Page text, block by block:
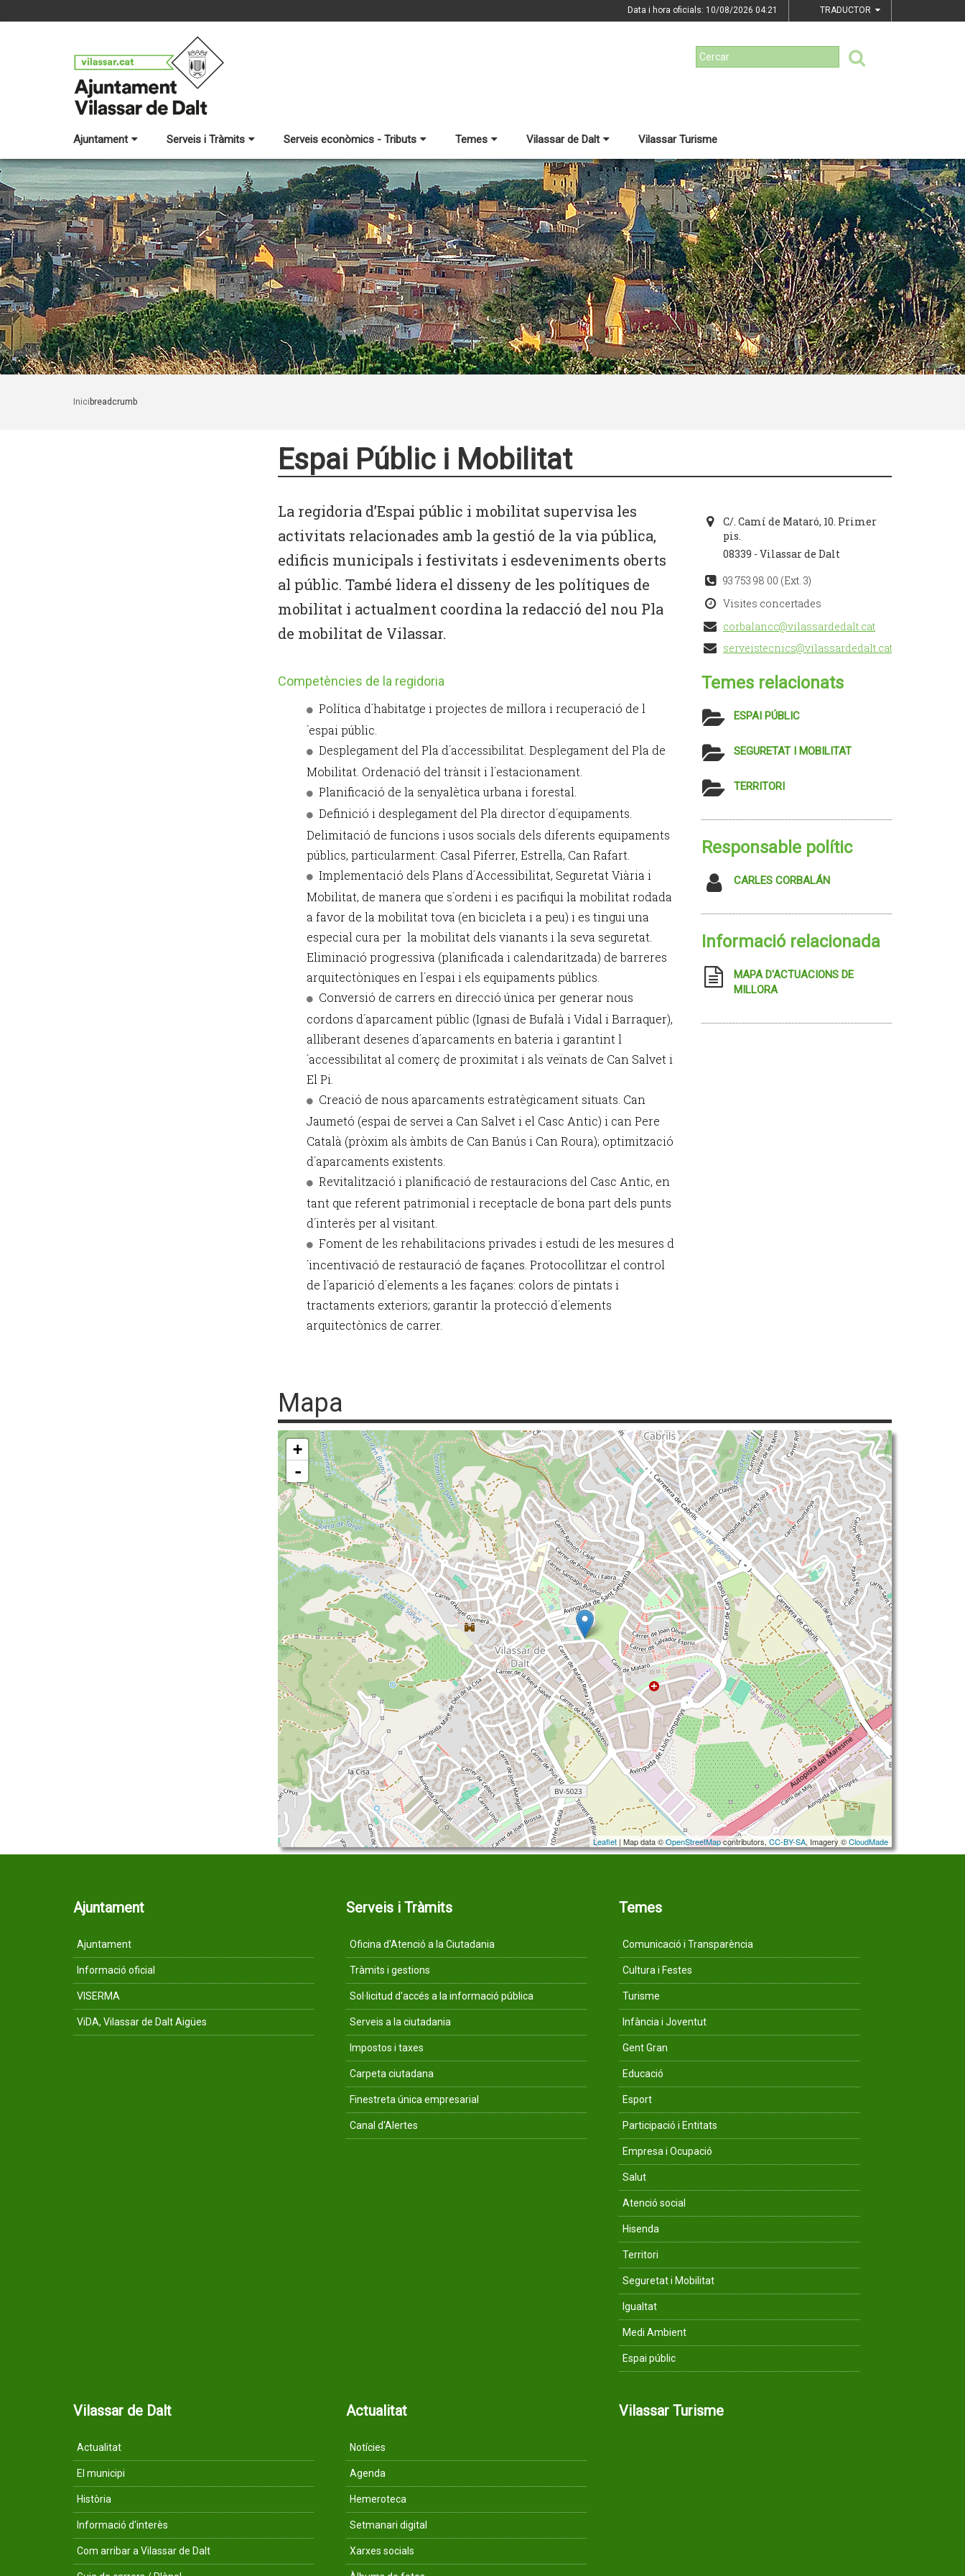
Data i hora oficials: 10/08/2026 04:21 TRADUCTOR
Ajuntament Serveis i Tràmits Serveis econòmics - Tributs Temes Vilassar de Dalt Vilassar Turisme
Inici breadcrumb
Espai Públic i Mobilitat
La regidoria d’Espai públic i mobilitat supervisa les
activitats relacionades amb la gestió de la via pública,
edificis municipals i festivitats i esdeveniments oberts
al públic. També lidera el disseny de les polítiques de
mobilitat i actualment coordina la redacció del nou Pla
de mobilitat de Vilassar.
Competències de la regidoria
Política d´habitatge i projectes de millora i recuperació de l
´espai públic.
Desplegament del Pla d´accessibilitat. Desplegament del Pla de
Mobilitat. Ordenació del trànsit i l´estacionament.
Planificació de la senyalètica urbana i forestal.
Definició i desplegament del Pla director d´equipaments.
Delimitació de funcions i usos socials dels diferents equipaments
públics, particularment: Casal Piferrer, Estrella, Can Rafart.
Implementació dels Plans d´Accessibilitat, Seguretat Viària i
Mobilitat, de manera que s´ordeni i es pacifiqui la mobilitat rodada
a favor de la mobilitat tova (en bicicleta i a peu) i es tingui una
especial cura per la mobilitat dels vianants i la seva seguretat.
Eliminació progressiva (planificada i calendaritzada) de barreres
arquitectòniques en l´espai i els equipaments públics.
Conversió de carrers en direcció única per generar nous
cordons d´aparcament públic (Ignasi de Bufalà i Vidal i Barraquer),
alliberant desenes d´aparcaments en bateria i garantint l
´accessibilitat al comerç de proximitat i als veïnats de Can Salvet i
El Pi.
Creació de nous aparcaments estratègicament situats. Can
Jaumetó (espai de servei a Can Salvet i el Casc Antic) i can Pere
Català (pròxim als àmbits de Can Banús i Can Roura); optimització
d´aparcaments existents.
Revitalització i planificació de restauracions del Casc Antic, en
tant que referent patrimonial i receptacle de bona part dels punts
d´interès per al visitant.
Foment de les rehabilitacions privades i estudi de les mesures d
´incentivació de restauració de façanes. Protocol·litzar el control
de l´aparició d´elements a les façanes: colors de pintats i
tractaments exteriors; garantir la protecció d´elements
arquitectònics de carrer.
C/. Camí de Mataró, 10. Primer
pis.
08339 - Vilassar de Dalt
93 753 98 00 (Ext. 3)
Visites concertades
corbalancc@vilassardedalt.cat
serveistecnics@vilassardedalt.cat
Temes relacionats
ESPAI PÚBLIC
SEGURETAT I MOBILITAT
TERRITORI
Responsable polític
CARLES CORBALÁN
Informació relacionada
MAPA D'ACTUACIONS DE
MILLORA
Mapa
+
-
Leaflet | Map data ©OpenStreetMapcontributors, CC-BY-SA, Imagery ©CloudMade
Ajuntament
Ajuntament
Informació oficial
VISERMA
ViDA, Vilassar de Dalt Aigües
Serveis i Tràmits
Oficina d'Atenció a la Ciutadania
Tràmits i gestions
Sol·licitud d'accés a la informació pública
Serveis a la ciutadania
Impostos i taxes
Carpeta ciutadana
Finestreta única empresarial
Canal d'Alertes
Temes
Comunicació i Transparència
Cultura i Festes
Turisme
Infància i Joventut
Gent Gran
Educació
Esport
Participació i Entitats
Empresa i Ocupació
Salut
Atenció social
Hisenda
Territori
Seguretat i Mobilitat
Igualtat
Medi Ambient
Espai públic
Vilassar de Dalt
Actualitat
El municipi
Història
Informació d'interès
Com arribar a Vilassar de Dalt
Actualitat
Notícies
Agenda
Hemeroteca
Setmanari digital
Xarxes socials
Vilassar Turisme